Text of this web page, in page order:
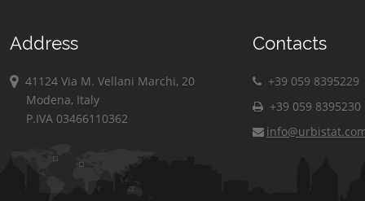
Address
41124 Via M. Vellani Marchi, 20
Modena, Italy
P.IVA 03466110362
Contacts
+39 059 8395229
+39 059 8395230